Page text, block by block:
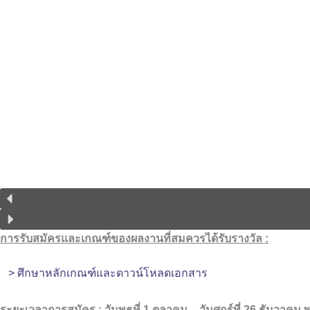
การรับสมัครและเกณฑ์ของผลงานที่สมควรได้รับรางวัล :
> ศึกษาหลักเกณฑ์และดาวน์โหลดเอกสาร